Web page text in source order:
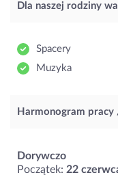
Dla naszej rodziny
Spacery
Muzyka
Harmonogram
Dorywczo
Początek: 22